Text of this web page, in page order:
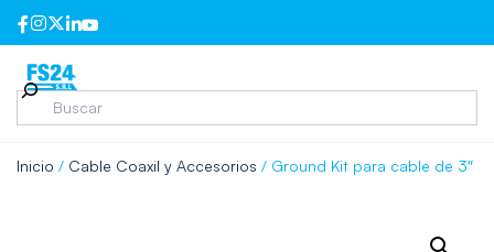
Inicio / Cable Coaxil y Accesorios / Ground Kit para cable de 3″